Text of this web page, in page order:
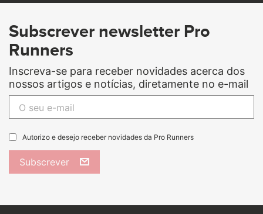
Subscrever newsletter Pro
Runners
Inscreva-se para receber novidades acerca dos
nossos artigos e notícias, diretamente no e-mail
Autorizo e desejo receber novidades da Pro Runners
Subscrever